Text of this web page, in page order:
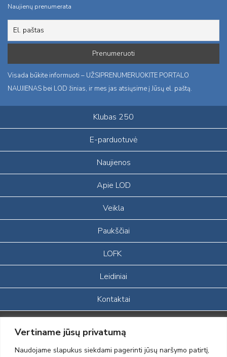
Vertiname jūsų privatumą
Naudojame slapukus siekdami pagerinti jūsų naršymo patirtį,
Naujienų prenumerata
Visada būkite informuoti – UŽSIPRENUMERUOKITE PORTALO
NAUJIENAS bei LOD žinias, ir mes jas atsiųsime į Jūsų el. paštą.
Klubas 250
E-parduotuvė
Naujienos
Apie LOD
Veikla
Paukščiai
LOFK
Leidiniai
Kontaktai
Portalas sukurtas įgyvendinant Lietuvos Respublikos, Europos
ekonominės erdvės ir Norvegijos finansinių mechanizmų iš dalies
finansuojamą paprojektį